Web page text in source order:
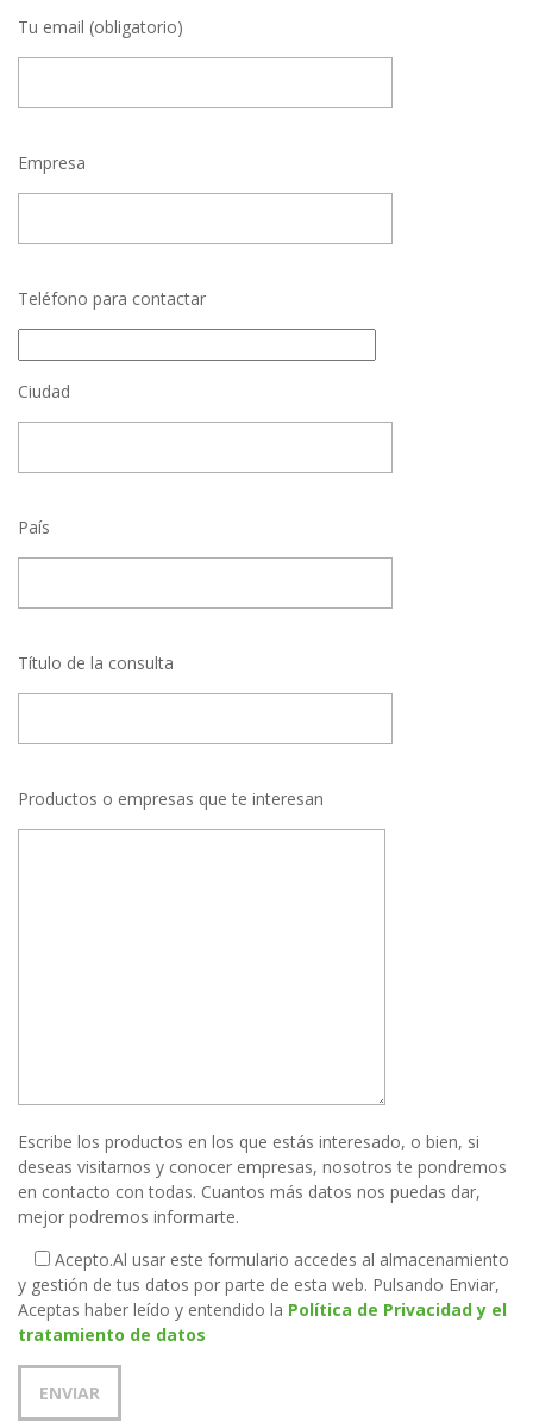
Tu email (obligatorio)
Empresa
Teléfono para contactar
Ciudad
País
Título de la consulta
Productos o empresas que te interesan
Escribe los productos en los que estás interesado, o bien, si
deseas visitarnos y conocer empresas, nosotros te pondremos
en contacto con todas. Cuantos más datos nos puedas dar,
mejor podremos informarte.
Acepto.Al usar este formulario accedes al almacenamiento
y gestión de tus datos por parte de esta web. Pulsando Enviar,
Aceptas haber leído y entendido la Política de Privacidad y el
tratamiento de datos